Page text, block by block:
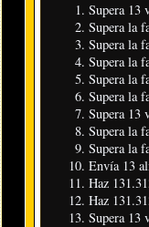
Supera 13
Supera la
Supera la
Supera la
Supera la
Supera la
Supera 13
Supera la
Supera la
Envía 13
Haz
Haz
Supera 13